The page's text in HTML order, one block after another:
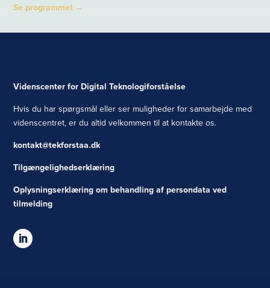
Se programmet →
Videnscenter for Digital Teknologiforståelse
Hvis du har spørgsmål eller ser muligheder for samarbejde med
videnscentret, er du altid velkommen til at kontakte os.
kontakt@tekforstaa.dk
Tilgængelighedserklæring
Oplysningserklæring om behandling af persondata ved
tilmelding